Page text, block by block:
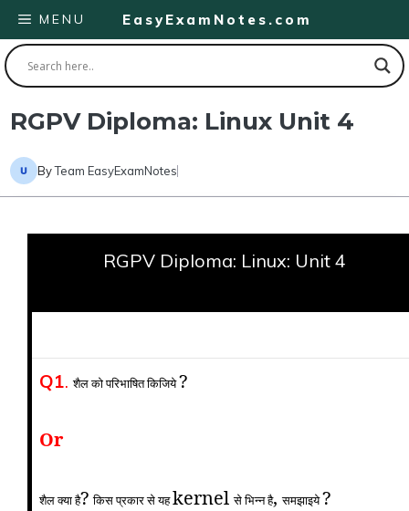
Skip
to
content
EasyExamNotes.com
MENU
RGPV Diploma: Linux Unit 4
ByTeam EasyExamNotes
RGPV Diploma: Linux: Unit 4
Q1.शैल को परिभाषित किजिये?
Or
शैल क्या है?किस प्रकार से यहkernelसे भिन्न है,समझाइये?